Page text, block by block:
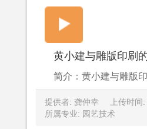
黄小建与雕版印刷
简介：黄小建与雕版
提供者: 龚仲幸
上传时
所属专业: 园艺技术